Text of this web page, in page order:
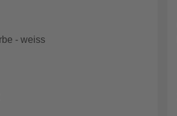
- weiss